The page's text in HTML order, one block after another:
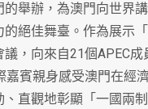
辦，為澳門向世界
絕佳舞臺。作為展示
，向來自21個APEC
嘉賓親身感受澳門在經
直觀地彰顯「一國兩